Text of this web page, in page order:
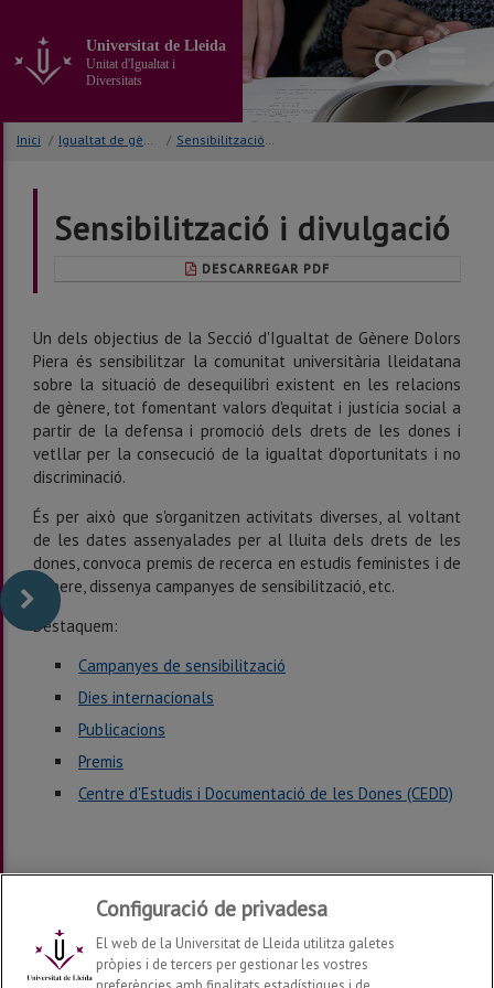
contingut
principal
la
pàgina
Universitat de Lleida
Unitat d'Igualtat i
Diversitats
Inici / Igualtat de gènere Dolors Piera / Sensibilització i divulgació
Sensibilització i divulgació
DESCARREGAR PDF
Un dels objectius de la Secció d'Igualtat de Gènere Dolors
Piera és sensibilitzar la comunitat universitària lleidatana
sobre la situació de desequilibri existent en les relacions
de gènere, tot fomentant valors d'equitat i justícia social a
partir de la defensa i promoció dels drets de les dones i
vetllar per la consecució de la igualtat d'oportunitats i no
discriminació.
És per això que s'organitzen activitats diverses, al voltant
de les dates assenyalades per al lluita dels drets de les
dones, convoca premis de recerca en estudis feministes i de
gènere, dissenya campanyes de sensibilització, etc.
Destaquem:
Campanyes de sensibilització
Dies internacionals
Publicacions
Premis
Centre d'Estudis i Documentació de les Dones (CEDD)
Configuració de privadesa
El web de la Universitat de Lleida utilitza galetes
pròpies i de tercers per gestionar les vostres